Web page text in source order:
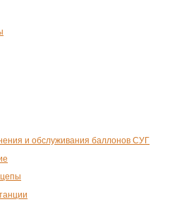
и обслуживания баллонов СУГ